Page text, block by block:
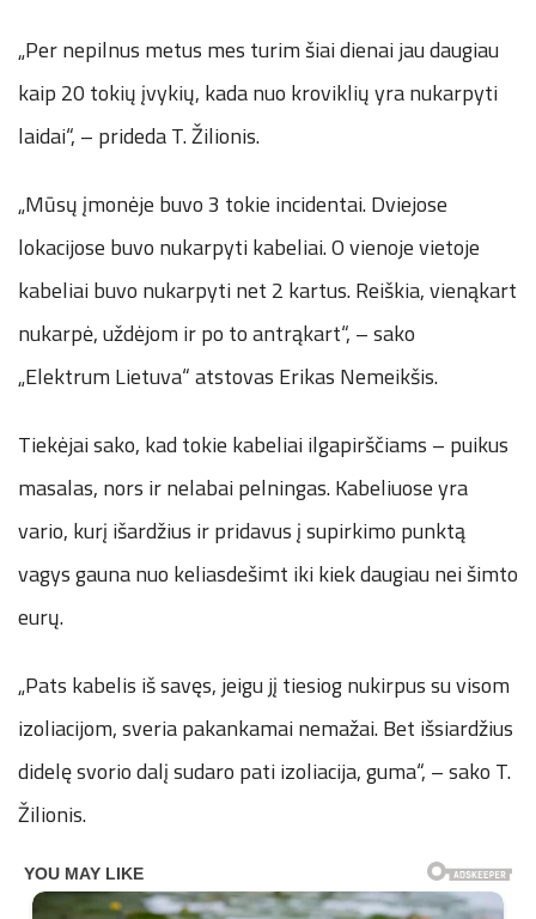
„Per nepilnus metus mes turim šiai dienai jau daugiau
kaip 20 tokių įvykių, kada nuo kroviklių yra nukarpyti
laidai“, – prideda T. Žilionis.
„Mūsų įmonėje buvo 3 tokie incidentai. Dviejose
lokacijose buvo nukarpyti kabeliai. O vienoje vietoje
kabeliai buvo nukarpyti net 2 kartus. Reiškia, vienąkart
nukarpė, uždėjom ir po to antrąkart“, – sako
„Elektrum Lietuva“ atstovas Erikas Nemeikšis.
Tiekėjai sako, kad tokie kabeliai ilgapirščiams – puikus
masalas, nors ir nelabai pelningas. Kabeliuose yra
vario, kurį išardžius ir pridavus į supirkimo punktą
vagys gauna nuo keliasdešimt iki kiek daugiau nei šimto
eurų.
„Pats kabelis iš savęs, jeigu jį tiesiog nukirpus su visom
izoliacijom, sveria pakankamai nemažai. Bet išsiardžius
didelę svorio dalį sudaro pati izoliacija, guma“, – sako T.
Žilionis.